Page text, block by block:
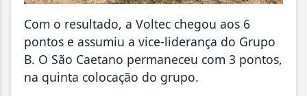
Com o resultado, a Voltec chegou aos 6
pontos e assumiu a vice-liderança do Grupo
B. O São Caetano permaneceu com 3 pontos,
na quinta colocação do grupo.